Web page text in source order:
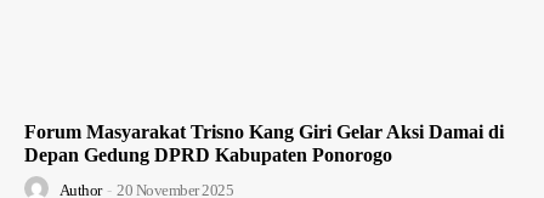
Forum Masyarakat Trisno Kang Giri Gelar Aksi Damai di
Depan Gedung DPRD Kabupaten Ponorogo
Author - 20 November 2025